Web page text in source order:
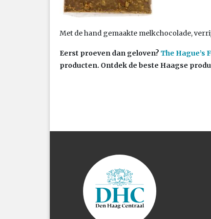
Met de hand gemaakte melkchocolade,
Eerst proeven dan geloven? The Hague’s
producten. Ontdek de beste Haagse